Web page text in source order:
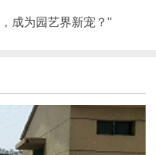
成为园艺界新宠？"